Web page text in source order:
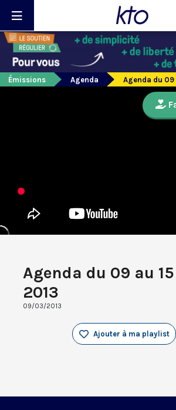
Émissions Agenda Agenda du 09
Agenda du 09 au
2013
09/03/2013
Ajouter à ma playlist